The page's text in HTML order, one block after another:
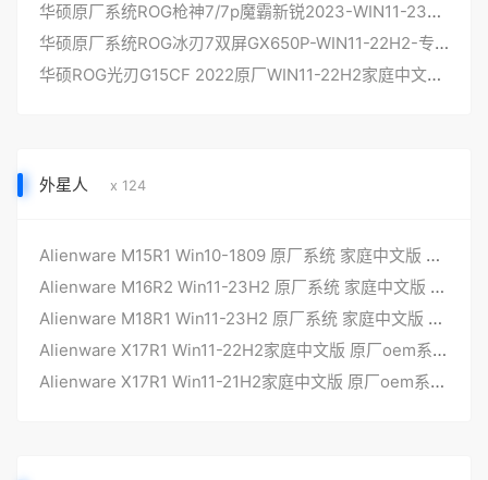
华硕原厂系统ROG枪神7/7p魔霸新锐2023-WIN11-23H2-专业版非工厂不带ASUSRecovery
华硕原厂系统ROG冰刃7双屏GX650P-WIN11-22H2-专业版非工厂不带ASUSRecovery
华硕ROG光刃G15CF 2022原厂WIN11-22H2家庭中文版系统非工厂安装
外星人 x 124
Alienware M15R1 Win10-1809 原厂系统 家庭中文版 原厂oem系统 带一键恢复
Alienware M16R2 Win11-23H2 原厂系统 家庭中文版 原厂oem系统 带一键恢复
Alienware M18R1 Win11-23H2 原厂系统 家庭中文版 原厂oem系统 带一键恢复
Alienware X17R1 Win11-22H2家庭中文版 原厂oem系统 带一键恢复
Alienware X17R1 Win11-21H2家庭中文版 原厂oem系统 带一键恢复